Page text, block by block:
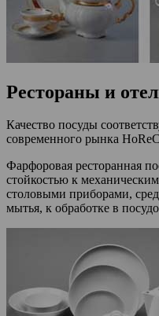
Рестораны и
Качество посуды
современного рынка
Фарфоровая ресторанная
стойкостью к
столовыми приборами,
мытья, к обработке в